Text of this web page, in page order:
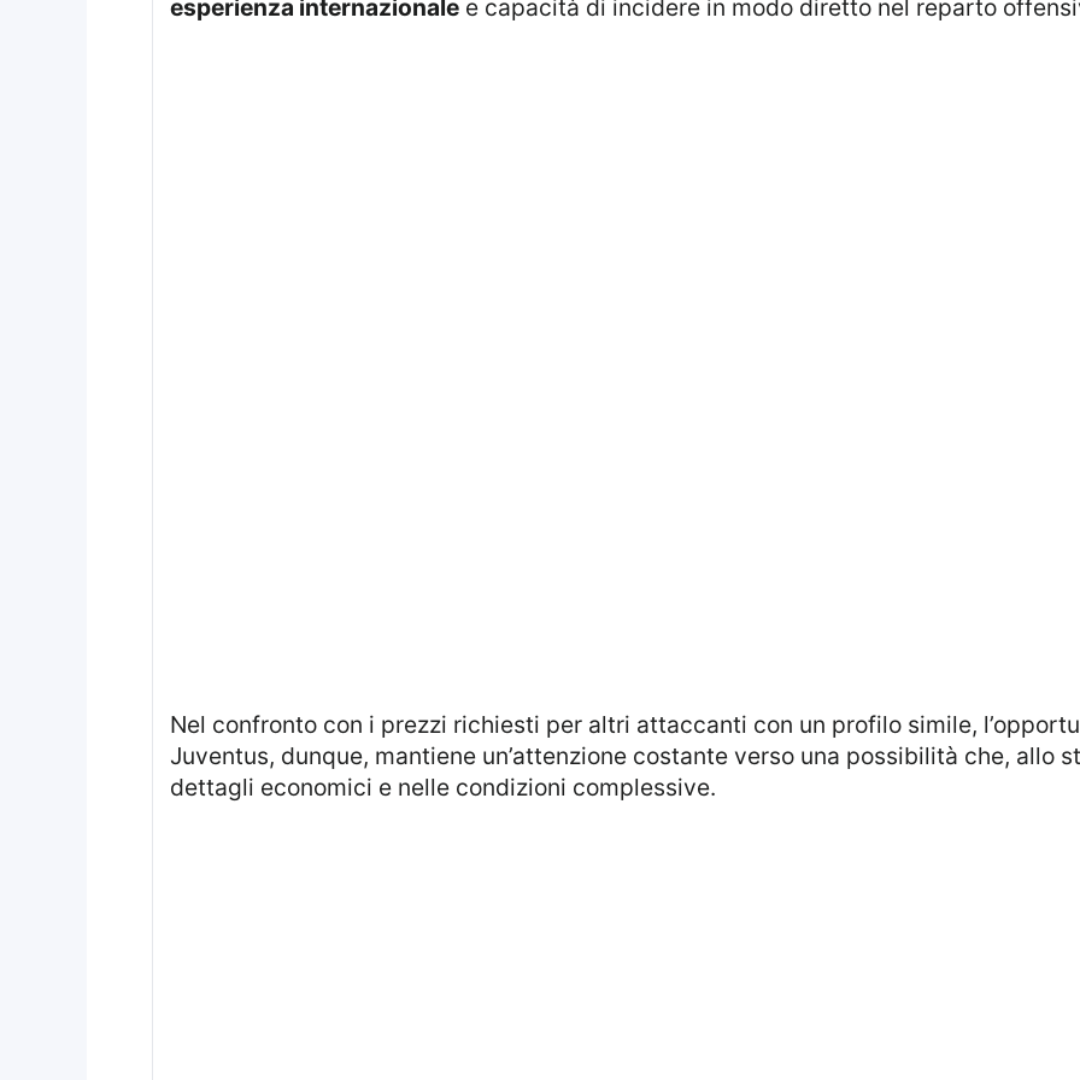
esperienza internazionalee capacità di incidere in modo diretto nel reparto
Nel confronto con i prezzi richiesti per altri attaccanti con un profilo simile, l’opportunità assume ulteriore peso. La
Juventus, dunque, mantiene un’attenzione costante verso una possibilità che, allo
dettagli economici e nelle condizioni complessive.